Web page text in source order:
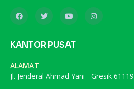
KANTOR PUSAT
ALAMAT
Jl. Jenderal Ahmad Yani - Gresik 61119